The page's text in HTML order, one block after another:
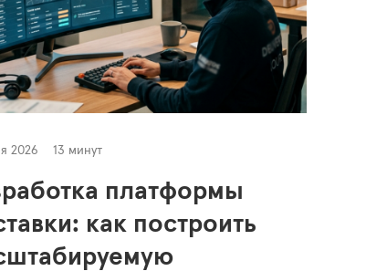
2026 13 минут
платформы
как построить